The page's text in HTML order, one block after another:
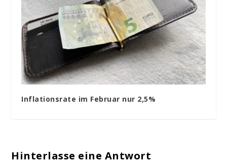
Inflationsrate im Februar nur 2,5%
Hinterlasse eine Antwort